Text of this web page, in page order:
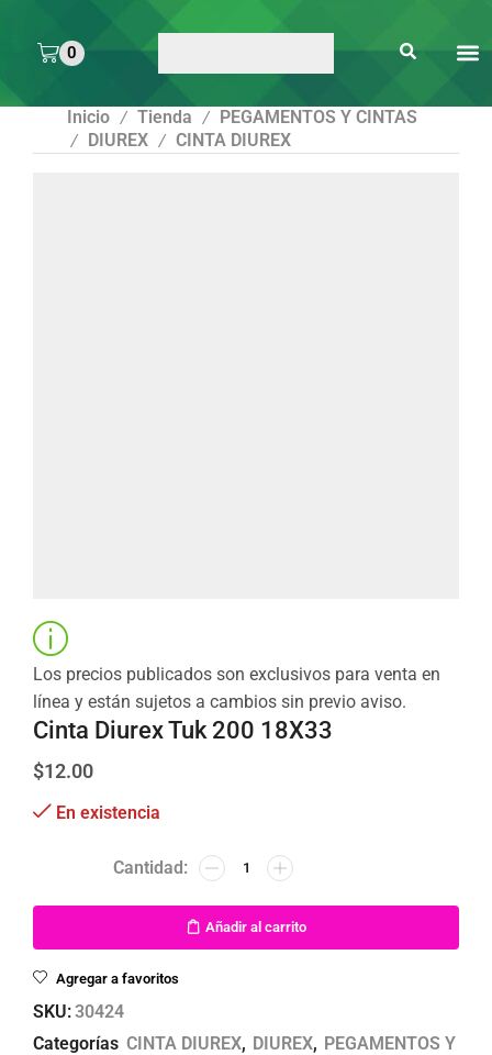
0
Inicio / Tienda / PEGAMENTOS Y CINTAS
/ DIUREX / CINTA DIUREX
Los precios publicados son exclusivos para venta en
línea y están sujetos a cambios sin previo aviso.
Cinta Diurex Tuk 200 18X33
$12.00
En existencia
Añadir al carrito
Agregar a favoritos
SKU:30424
Categorías CINTA DIUREX, DIUREX, PEGAMENTOS Y